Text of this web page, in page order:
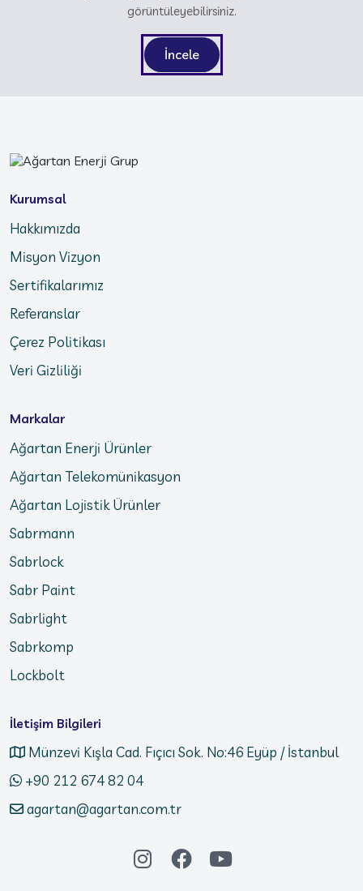
görüntüleyebilirsiniz.
İncele
Kurumsal
Hakkımızda
Misyon Vizyon
Sertifikalarımız
Referanslar
Çerez Politikası
Veri Gizliliği
Markalar
Ağartan Enerji Ürünler
Ağartan Telekomünikasyon
Ağartan Lojistik Ürünler
Sabrmann
Sabrlock
Sabr Paint
Sabrlight
Sabrkomp
Lockbolt
İletişim Bilgileri
Münzevi Kışla Cad. Fıçıcı Sok. No:46 Eyüp / İstanbul
+90 212 674 82 04
agartan@agartan.com.tr